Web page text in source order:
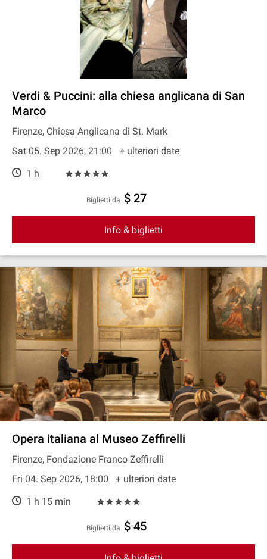
Verdi & Puccini: alla chiesa anglicana di San
Marco
Firenze, Chiesa Anglicana di St. Mark
Sat 05. Sep 2026, 21:00
+ ulteriori date
1 h
Biglietti da $ 27
Info & biglietti
Opera italiana al Museo Zeffirelli
Firenze, Fondazione Franco Zeffirelli
Fri 04. Sep 2026, 18:00
+ ulteriori date
1 h 15 min
Biglietti da $ 45